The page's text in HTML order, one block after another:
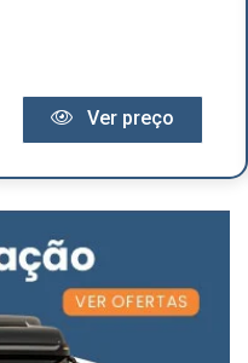
Ver preço